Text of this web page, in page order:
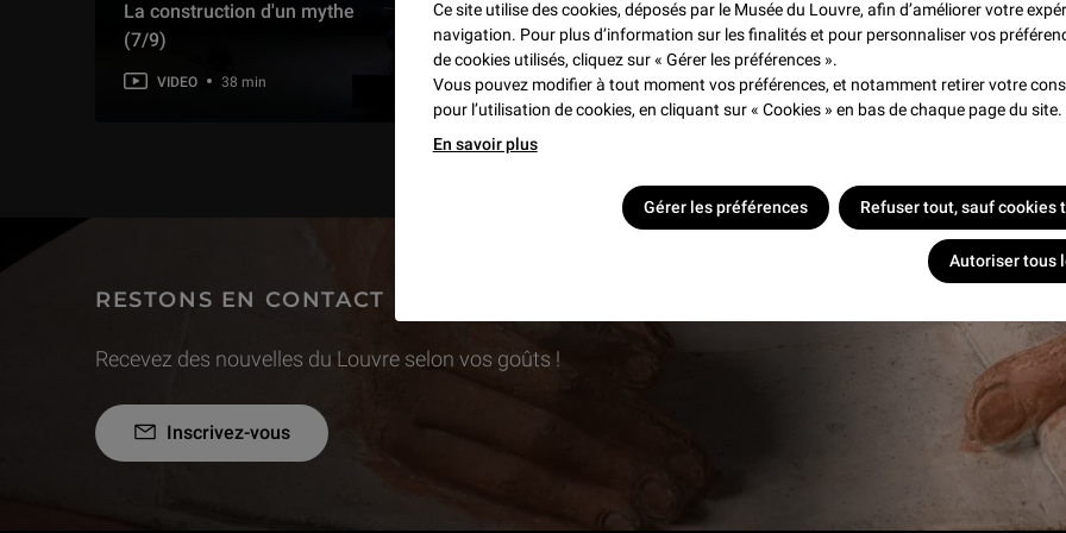
Ce site utilise des cookies, déposés par le Musée du Louvre, afin d’améliorer votre
navigation. Pour plus d’information sur les finalités et pour personnaliser vos
de cookies utilisés, cliquez sur « Gérer les préférences ».
Vous pouvez modifier à tout moment vos préférences, et notamment retirer votre
pour l’utilisation de cookies, en cliquant sur « Cookies » en bas de chaque page du site.
En savoir plus
Gérer les préférences Refuser tout, sauf cookies
Autoriser tous
La construction d'un mythe
(7/9)
VIDEO 38 min
napoléoniennes vues par les
peintres (4/6)
VIDEO 46 min
Peut-on prouver
Napoléon ? (2/6)
VIDEO 30 min
RESTONS EN CONTACT
Recevez des nouvelles du Louvre selon vos goûts !
Inscrivez-vous